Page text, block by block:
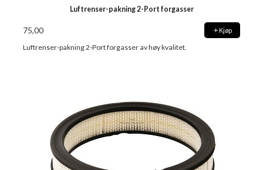
Luftrenser-pakning 2-Port forgasser
75,00 Kjøp
Luftrenser-pakning 2-Port forgasser av høy kvalitet.